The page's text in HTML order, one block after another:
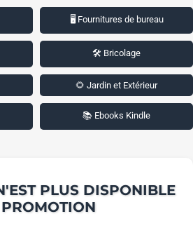
🖥️ Fournitures de bureau
🛠️ Bricolage
🌻 Jardin et Extérieur
📚 Ebooks Kindle
PLUS DISPONIBLE